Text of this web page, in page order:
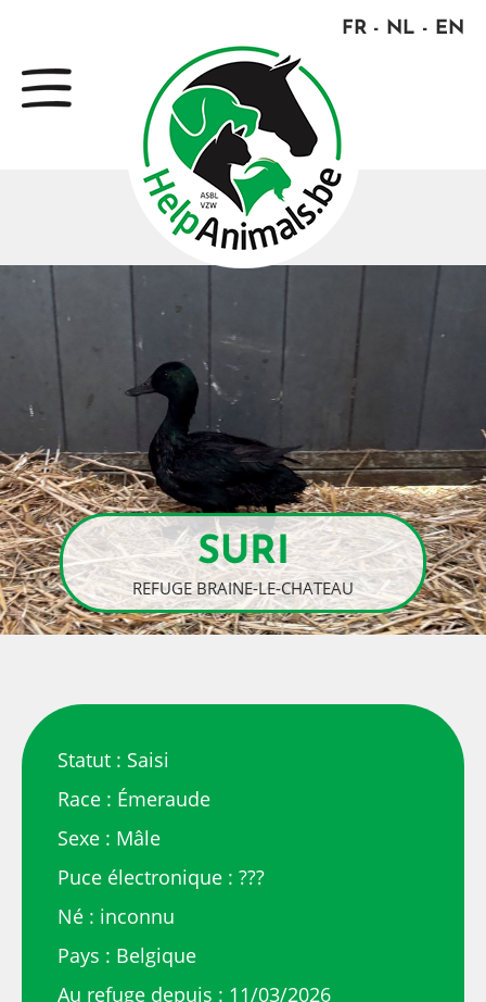
FR NL EN
SURI
REFUGE BRAINE-LE-CHATEAU
Statut : Saisi
Race : Émeraude
Sexe : Mâle
Puce électronique : ???
Né : inconnu
Pays : Belgique
Au refuge depuis : 11/03/2026